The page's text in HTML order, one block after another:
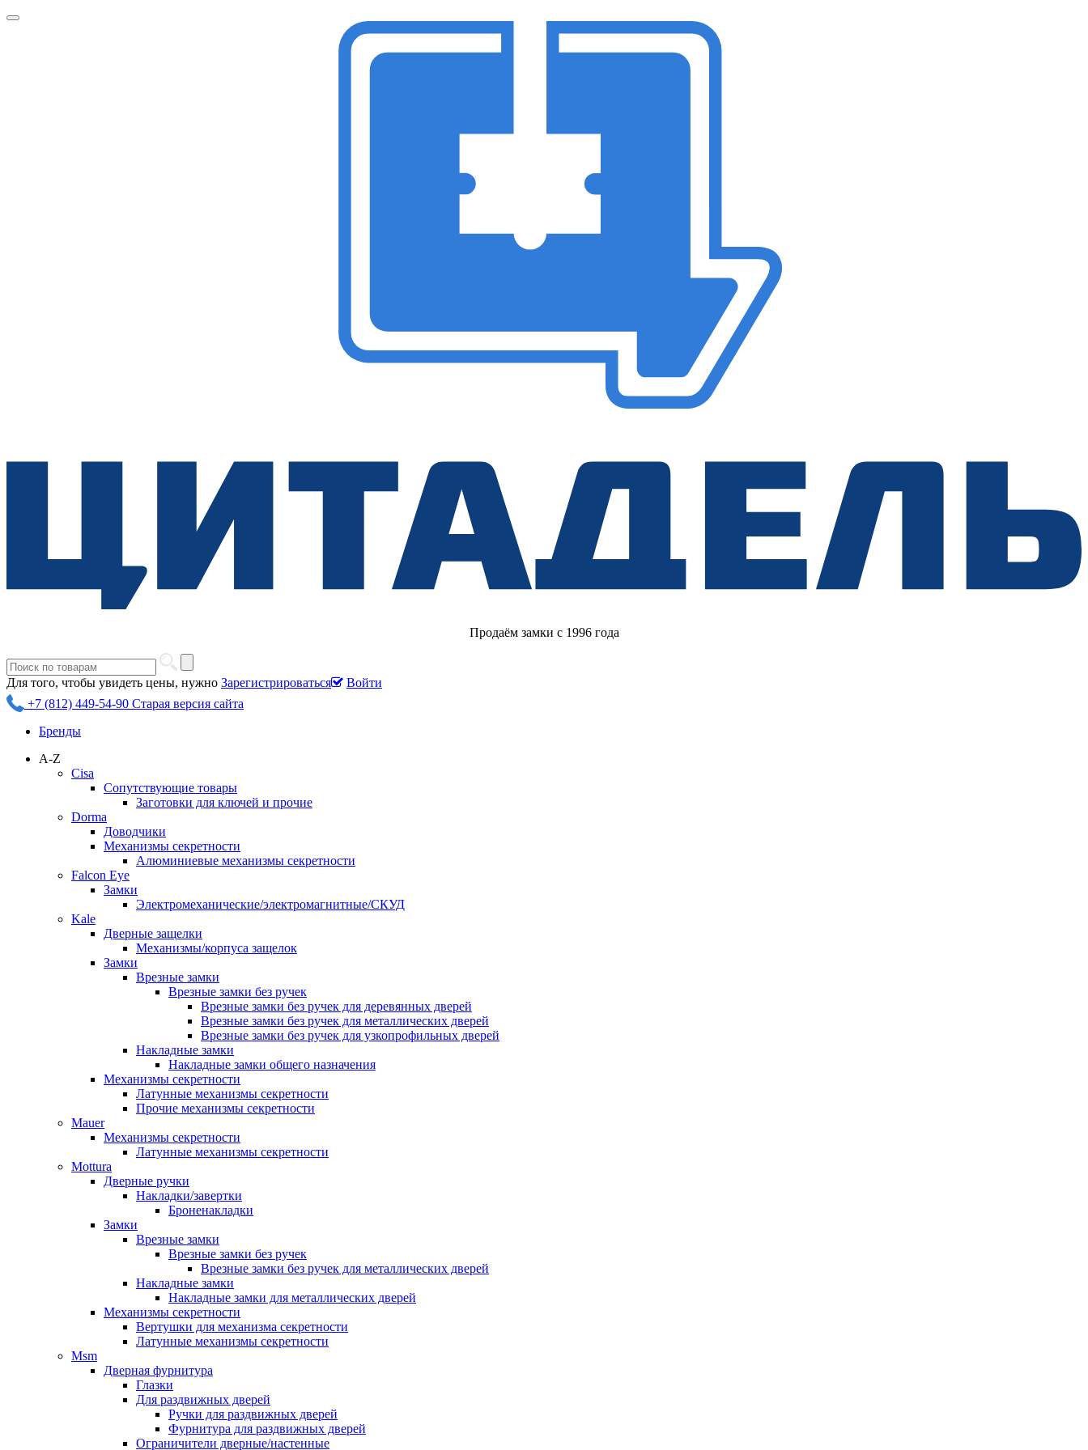
Продаём замки с 1996 года
Для того, чтобы увидеть цены, нужно Зарегистрироваться
Войти
+7 (812) 449-54-90 Старая версия сайта
Бренды
A-Z
Cisa
Сопутствующие товары
Заготовки для ключей и прочие
Dorma
Доводчики
Механизмы секретности
Алюминиевые механизмы секретности
Falcon Eye
Замки
Электромеханические/электромагнитные/СКУД
Kale
Дверные защелки
Механизмы/корпуса защелок
Замки
Врезные замки
Врезные замки без ручек
Врезные замки без ручек для деревянных дверей
Врезные замки без ручек для металлических дверей
Врезные замки без ручек для узкопрофильных дверей
Накладные замки
Накладные замки общего назначения
Механизмы секретности
Латунные механизмы секретности
Прочие механизмы секретности
Mauer
Механизмы секретности
Латунные механизмы секретности
Mottura
Дверные ручки
Накладки/завертки
Броненакладки
Замки
Врезные замки
Врезные замки без ручек
Врезные замки без ручек для металлических дверей
Накладные замки
Накладные замки для металлических дверей
Механизмы секретности
Вертушки для механизма секретности
Латунные механизмы секретности
Msm
Дверная фурнитура
Глазки
Для раздвижных дверей
Ручки для раздвижных дверей
Фурнитура для раздвижных дверей
Ограничители дверные/настенные